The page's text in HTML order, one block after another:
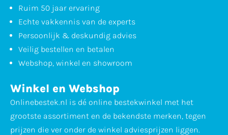
Ruim 50 jaar ervaring
Echte vakkennis van de experts
Persoonlijk & deskundig advies
Veilig bestellen en betalen
Webshop, winkel en showroom
Winkel en Webshop
Onlinebestek.nl is dé online bestekwinkel met het
grootste assortiment en de bekendste merken, tegen
prijzen die ver onder de winkel adviesprijzen liggen.